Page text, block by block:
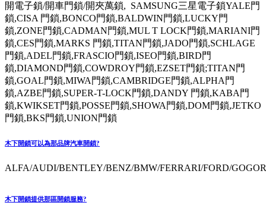
開電子鎖/開車門鎖/開夾萬鎖, SAMSUNG三星電子鎖YALE門
鎖,CISA 門鎖,BONCO門鎖,BALDWIN門鎖,LUCKY門
鎖,ZONE門鎖,CADMAN門鎖,MUL T LOCK門鎖,MARIANI門
鎖,CES門鎖,MARKS 門鎖,TITAN門鎖,JADO門鎖,SCHLAGE
門鎖,ADEL門鎖,FRASCIO門鎖,ISEO門鎖,BIRD門
鎖,DIAMOND門鎖,COWDROY門鎖,EZSET門鎖;TITAN門
鎖,GOAL門鎖,MIWA門鎖,CAMBRIDGE門鎖,ALPHA門
鎖,AZBE門鎖,SUPER-T-LOCK門鎖,DANDY 門鎖,KABA門
鎖,KWIKSET門鎖,POSSE門鎖,SHOWA門鎖,DOM門鎖,JETKO
門鎖,BKS門鎖,UNION門鎖
木下開鎖可以為那品牌汽車開鎖?
ALFA/AUDI/BENTLEY/BENZ/BMW/FERRARI/FORD/
木下開鎖提供那區開鎖服務?